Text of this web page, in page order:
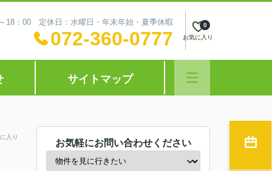
18：00 定休日：水曜日・年末年始・夏季休暇
072-360-0777 お気に入り
0
サイトマップ
入り
お気軽にお問い合わせください